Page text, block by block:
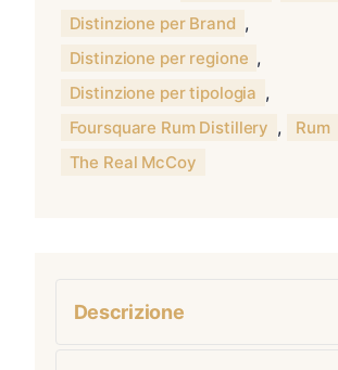
Distinzione per Brand ,
Distinzione per regione ,
Distinzione per tipologia ,
Foursquare Rum Distillery , Rum
The Real McCoy
Descrizione